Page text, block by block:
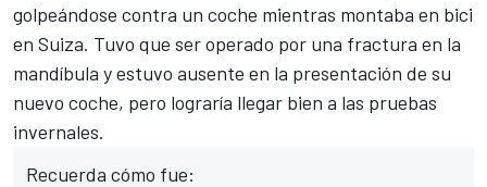
golpeándose contra un coche mientras montaba en bici
en Suiza. Tuvo que ser operado por una fractura en la
mandíbula y estuvo ausente en la presentación de su
nuevo coche, pero lograría llegar bien a las pruebas
invernales.
Recuerda cómo fue: